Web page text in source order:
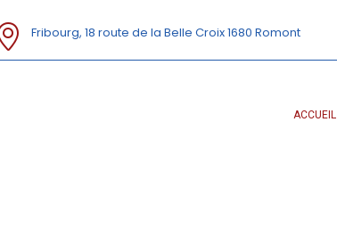
Fribourg, 18 route de la Belle Croix 1680 Romont
ACCUEIL